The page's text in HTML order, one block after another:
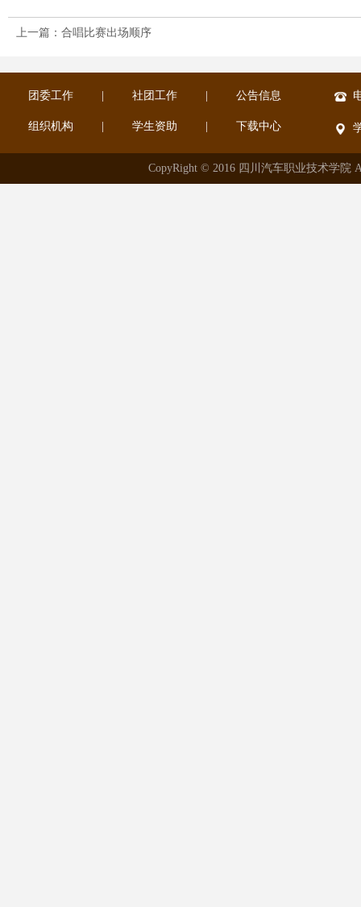
上一篇：合唱比赛出场顺序
团委工作 社团工作 公告信息
组织机构 学生资助 下载中心
CopyRight © 2016 四川汽车职业技术学